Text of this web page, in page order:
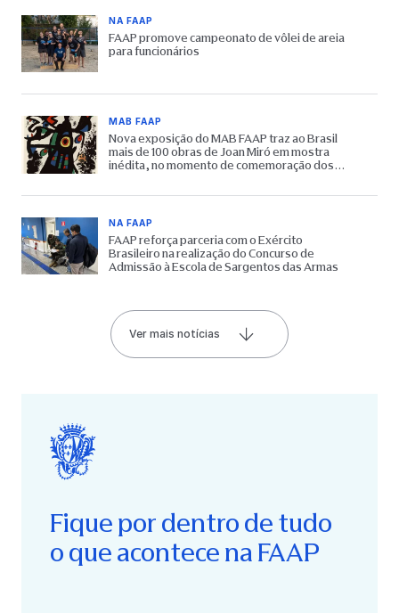
NA FAAP
FAAP promove campeonato de vôlei de areia
para funcionários
MAB FAAP
Nova exposição do MAB FAAP traz ao Brasil
mais de 100 obras de Joan Miró em mostra
inédita, no momento de comemoração dos
NA FAAP
FAAP reforça parceria com o Exército
Brasileiro na realização do Concurso de
Admissão à Escola de Sargentos das Armas
Ver mais notícias
Fique por dentro de tudo
o que acontece na FAAP